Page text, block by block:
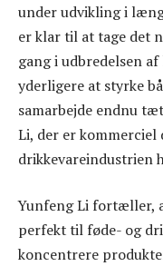
under udvikling i
er klar til at tage det
gang i udbredelsen
yderligere at styrke
samarbejde endnu
Li, der er
drikkevareindustrien
Yunfeng Li fortæller,
perfekt til føde- og
koncentrere